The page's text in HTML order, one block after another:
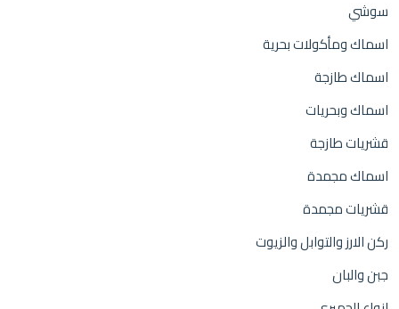
سوشي
اسماك ومأكولات بحرية
اسماك طازجة
اسماك وبحريات
قشريات طازجة
اسماك مجمدة
قشريات مجمدة
ركن الارز والتوابل والزيوت
جبن والبان